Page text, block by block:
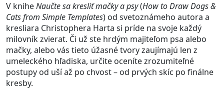
V kniheNaučte sa kresliť mačky a psy(How to Draw Dogs &
Cats from Simple Templates) od svetoznámeho autora a
kresliara Christophera Harta si príde na svoje každý
milovník zvierat. Či už ste hrdým majiteľom psa alebo
mačky, alebo vás tieto úžasné tvory zaujímajú len z
umeleckého hľadiska, určite oceníte zrozumiteľné
postupy od uší až po chvost – od prvých skíc po finálne
kresby.